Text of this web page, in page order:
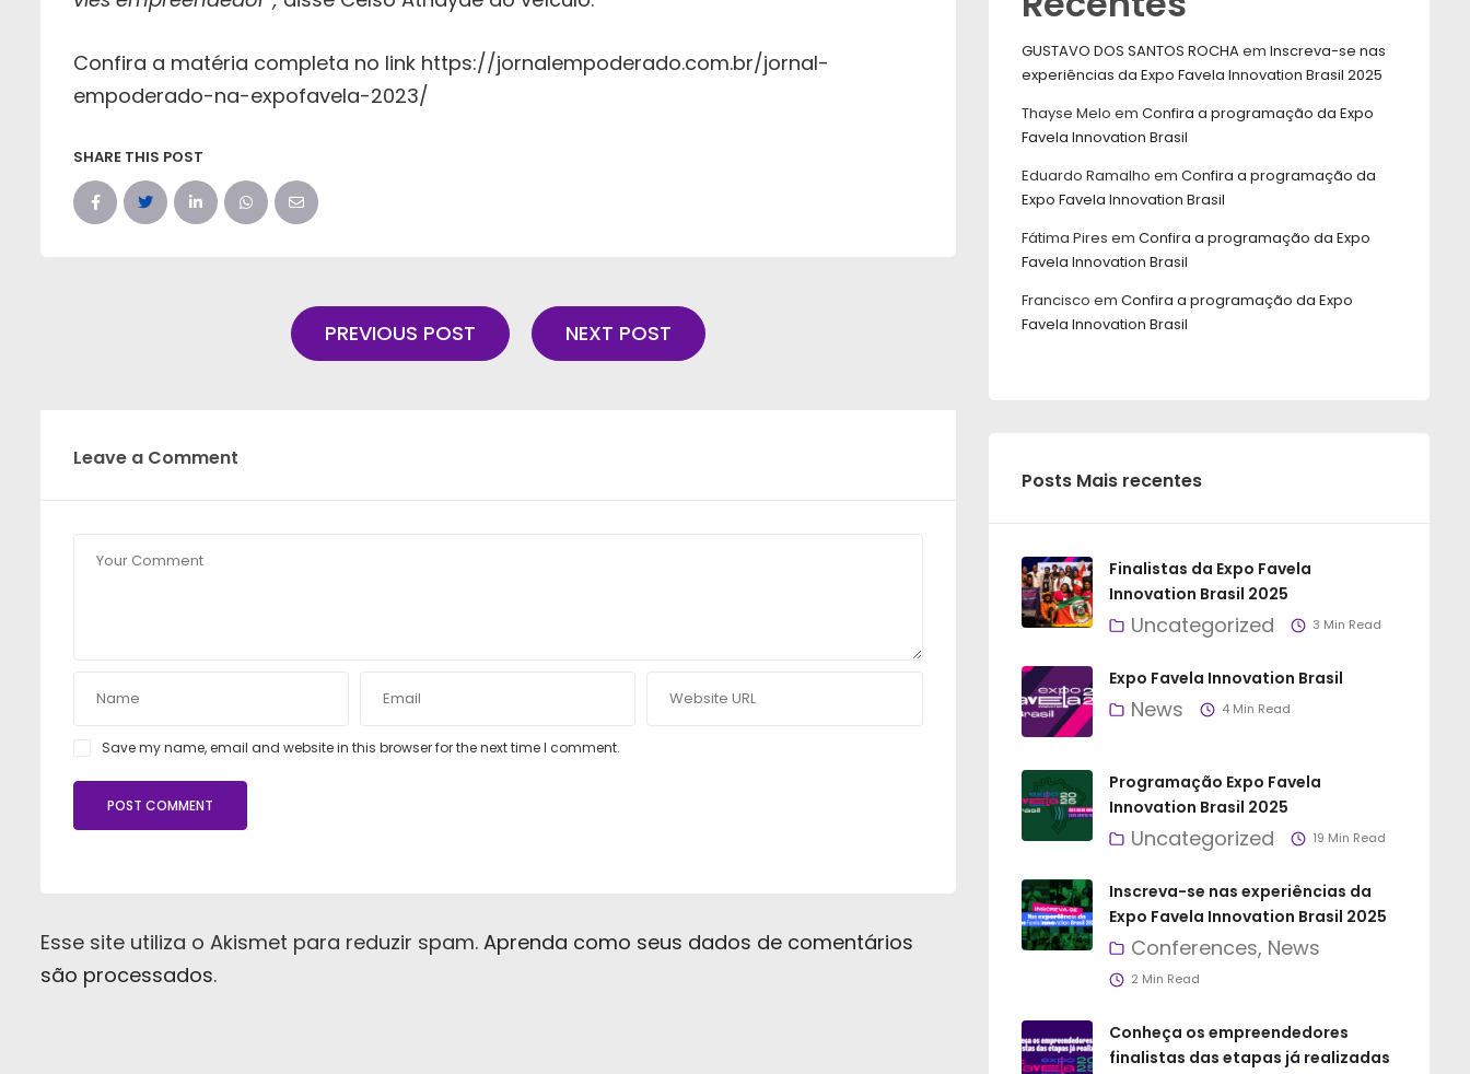
Confira a matéria completa no link https://jornalempoderado.com.br/jornal-
empoderado-na-expofavela-2023/
SHARE THIS POST
PREVIOUS POST NEXT POST
Leave a Comment
Save my name, email and website in this browser for the next time I comment.
Esse site utiliza o Akismet para reduzir spam. Aprenda como seus dados de comentários
são processados.
GUSTAVO DOS SANTOS ROCHAem Inscreva-se nas
experiências da Expo Favela Innovation Brasil 2025
Thayse Melo em Confira a programação da Expo
Favela Innovation Brasil
Eduardo Ramalho em Confira a programação da
Expo Favela Innovation Brasil
Fátima Pires em Confira a programação da Expo
Favela Innovation Brasil
Francisco em Confira a programação da Expo
Favela Innovation Brasil
Posts Mais recentes
Finalistas da Expo Favela
Innovation Brasil 2025
Uncategorized 3 Min Read
Expo Favela Innovation Brasil
News 4 Min Read
Programação Expo Favela
Innovation Brasil 2025
Uncategorized 19 Min Read
Inscreva-se nas experiências da
Expo Favela Innovation Brasil 2025
Conferences News
2 Min Read
Conheça os empreendedores
finalistas das etapas já realizadas